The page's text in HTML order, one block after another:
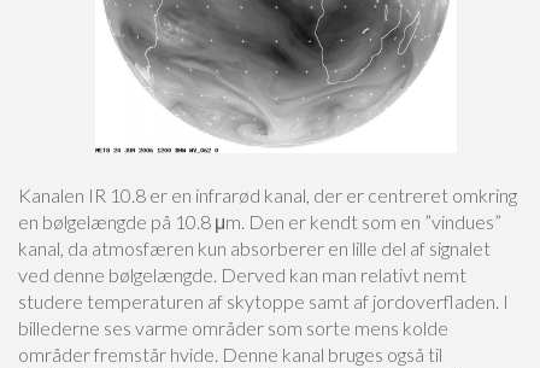
Kanalen IR 10.8 er en infrarød kanal, der er centreret omkring
en bølgelængde på 10.8 μm. Den er kendt som en ”vindues”
kanal, da atmosfæren kun absorberer en lille del af signalet
ved denne bølgelængde. Derved kan man relativt nemt
studere temperaturen af skytoppe samt af jordoverfladen. I
billederne ses varme områder som sorte mens kolde
områder fremstår hvide. Denne kanal bruges også til